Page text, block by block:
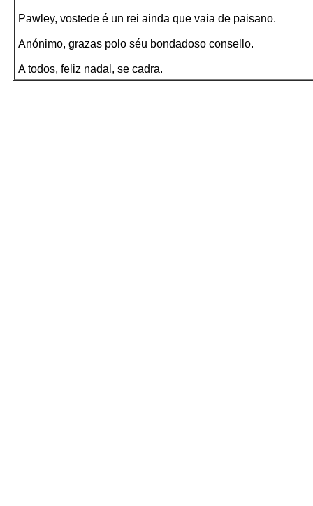
Pawley, vostede é un rei ainda que vaia de paisano.
Anónimo, grazas polo séu bondadoso consello.
A todos, feliz nadal, se cadra.